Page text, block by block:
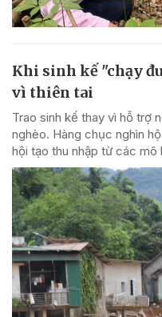
Khi sinh kế "chạy
vì thiên tai
Trao sinh kế thay vì hỗ trợ
nghèo. Hàng chục nghìn
hội tạo thu nhập từ các mô